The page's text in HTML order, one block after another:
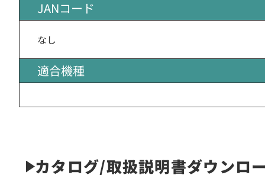
JANコード
なし
適合機種
カタログ/取扱説明書ダウンロ